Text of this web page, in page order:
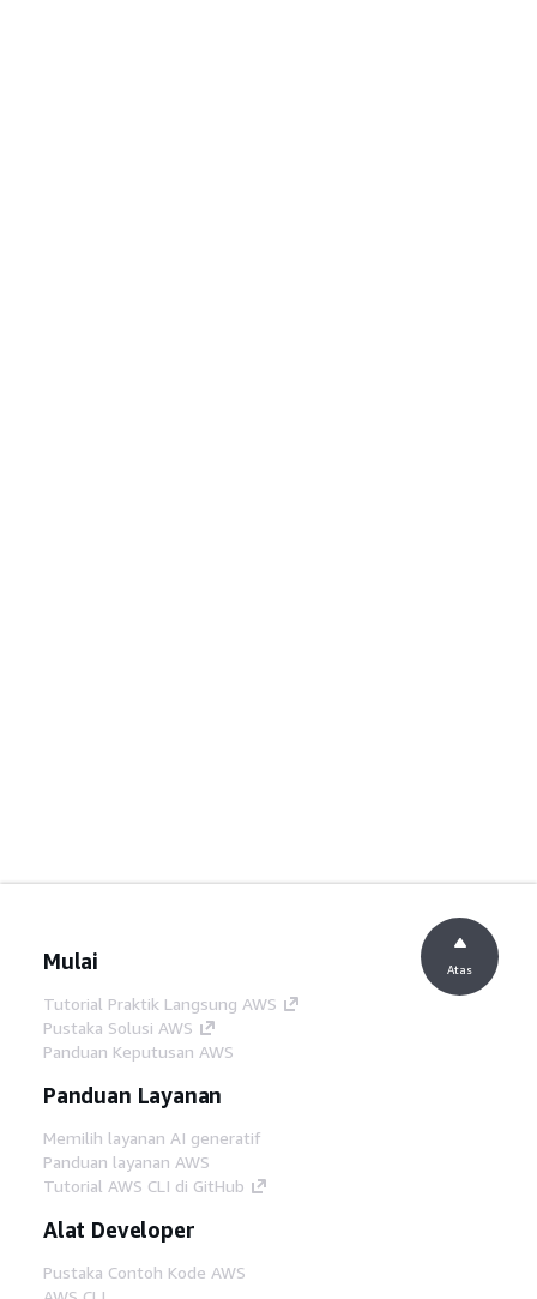
Mulai
Tutorial Praktik Langsung AWS
Pustaka Solusi AWS
Panduan Keputusan AWS
Panduan Layanan
Memilih layanan AI generatif
Panduan layanan AWS
Tutorial AWS CLI di GitHub
Alat Developer
Pustaka Contoh Kode AWS
Atas